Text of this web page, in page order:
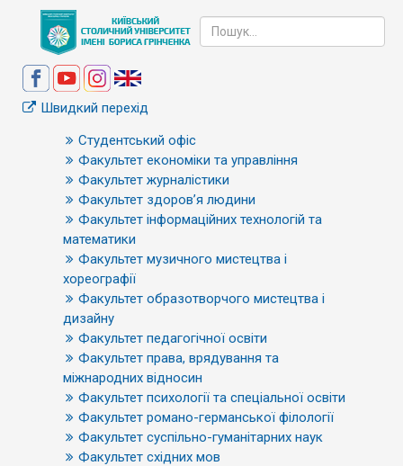
Швидкий перехід
Студентський офіс
Факультет економіки та управління
Факультет журналістики
Факультет здоров’я людини
Факультет інформаційних технологій та
математики
Факультет музичного мистецтва і
хореографії
Факультет образотворчого мистецтва і
дизайну
Факультет педагогічної освіти
Факультет права, врядування та
міжнародних відносин
Факультет психології та спеціальної освіти
Факультет романо-германської філології
Факультет суспільно-гуманітарних наук
Факультет східних мов